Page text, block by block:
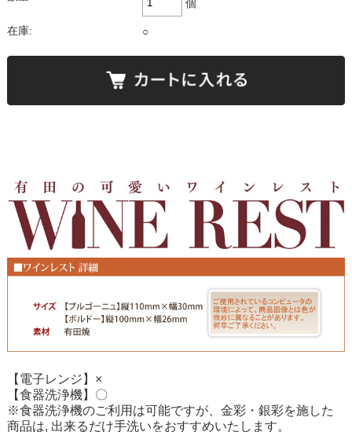
個
在庫: ○
【電子レンジ】×
【食器洗浄機】〇
※食器洗浄機のご利用は可能ですが、金彩・銀彩を施した
商品は, 出来るだけ手洗いをおすすめいたします。